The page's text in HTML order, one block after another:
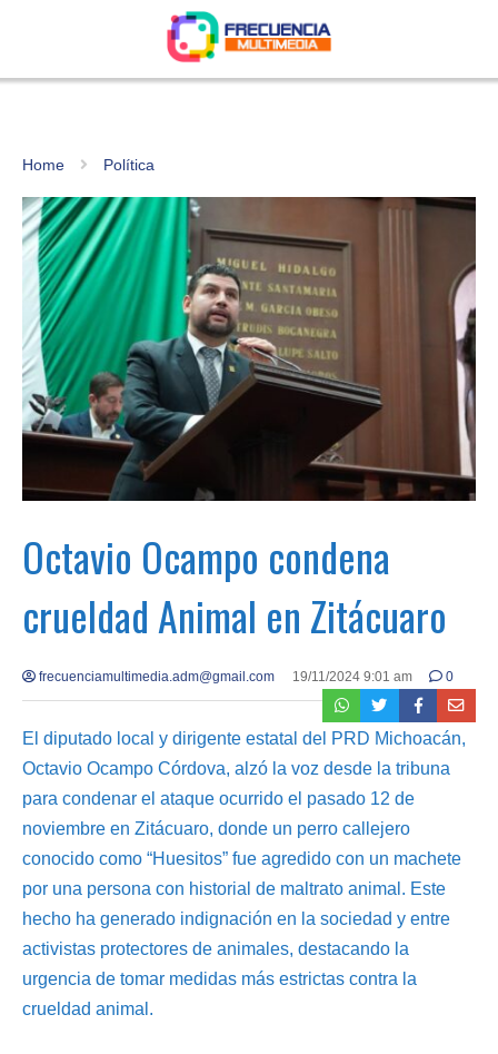
Home Política
Octavio Ocampo condena
crueldad Animal en Zitácuaro
frecuenciamultimedia.adm@gmail.com 19/11/2024 9:01 am 0
El diputado local y dirigente estatal del PRD Michoacán,
Octavio Ocampo Córdova, alzó la voz desde la tribuna
para condenar el ataque ocurrido el pasado 12 de
noviembre en Zitácuaro, donde un perro callejero
conocido como “Huesitos” fue agredido con un machete
por una persona con historial de maltrato animal. Este
hecho ha generado indignación en la sociedad y entre
activistas protectores de animales, destacando la
urgencia de tomar medidas más estrictas contra la
crueldad animal.